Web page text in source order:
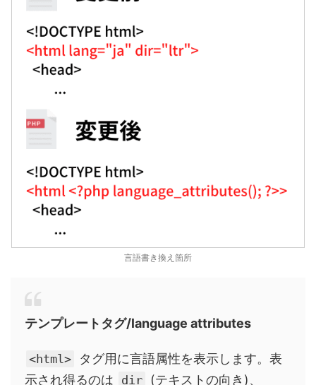
言語書き換え箇所
テンプレートタグ/language attributes
<html>
タグ用に言語属性を表示します。表
示され得るのは
dir (テキストの向き)、